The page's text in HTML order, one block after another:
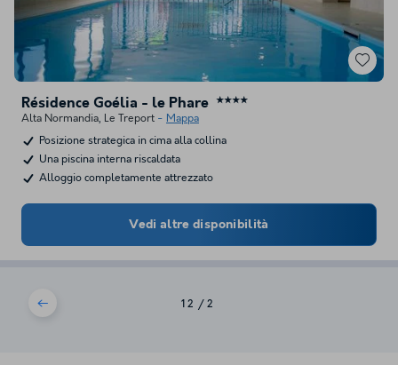
Résidence Goélia - le Phare ★★★★
Alta Normandia, Le Treport
Mappa
Posizione strategica in cima alla collina
Una piscina interna riscaldata
Alloggio completamente attrezzato
Vedi altre disponibilità
1 2